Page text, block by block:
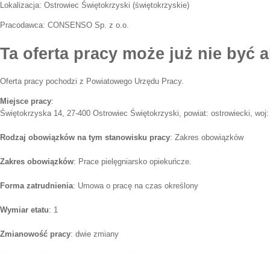
Lokalizacja: Ostrowiec Świętokrzyski (świętokrzyskie)
Pracodawca: CONSENSO Sp. z o.o.
Ta oferta pracy może już nie być
Oferta pracy pochodzi z Powiatowego Urzędu Pracy.
Miejsce pracy:
Świętokrzyska 14, 27-400 Ostrowiec Świętokrzyski, powiat: ostrowiecki,
Rodzaj obowiązków na tym stanowisku pracy: Zakres obowiązków
Zakres obowiązków: Prace pielęgniarsko opiekuńcze.
Forma zatrudnienia: Umowa o pracę na czas określony
Wymiar etatu: 1
Zmianowość pracy: dwie zmiany